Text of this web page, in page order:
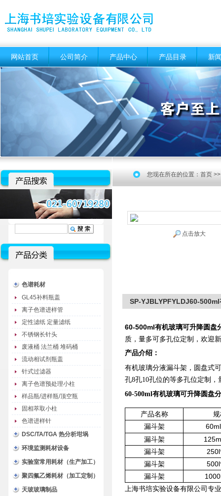
网站首页 公司简介 产品中心 产品目录 新
色谱耗材
GL45补料瓶盖
离子色谱进样管
定性滤纸 定量滤纸
不锈钢长针头
废液桶 法兰桶 堆码桶
流动相试剂瓶盖
针式过滤器
离子色谱预处理小柱
样品瓶/进样瓶/顶空瓶
固相萃取小柱
色谱进样针
DSC/TA/TGA 热分析坩埚
环境监测耗材设备
实验室常用耗材（生产加工）
聚四氟乙烯耗材（加工定制）
天玻玻璃制品
您现在所在的位置： 首页
点击放大
SP-YJBLYPFYLDJ60-
60-500ml有机玻璃可升降圆盘
质，量多可多孔位定制，欢迎
产品介绍：
有机玻璃分液漏斗架，圆盘式
孔8孔10孔位的等多孔位定制
60-500ml有机玻璃可升降圆盘
产品名称
漏斗架
漏斗架
漏斗架
漏斗架
漏斗架
上海书培实验设备有限公司专